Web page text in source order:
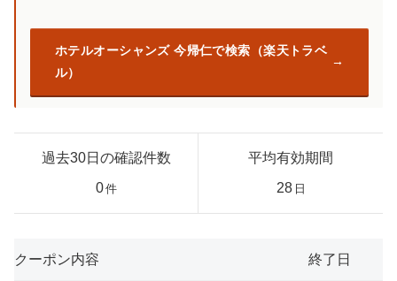
ホテルオーシャンズ 今帰仁で検索（楽天トラベ
ル）
過去30日の確認件数
0件
平均有効期間
28 日
クーポン内容 終了日